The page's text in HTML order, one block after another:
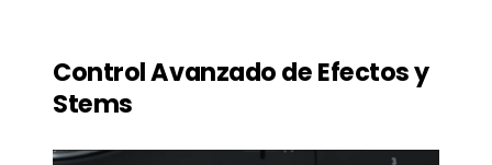
Control Avanzado de Efectos y
Stems